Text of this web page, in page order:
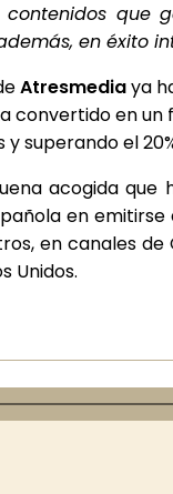
que
en éxito
Atresmediaya
convertido en
superando el
acogida que
en
en canales de
Unidos.